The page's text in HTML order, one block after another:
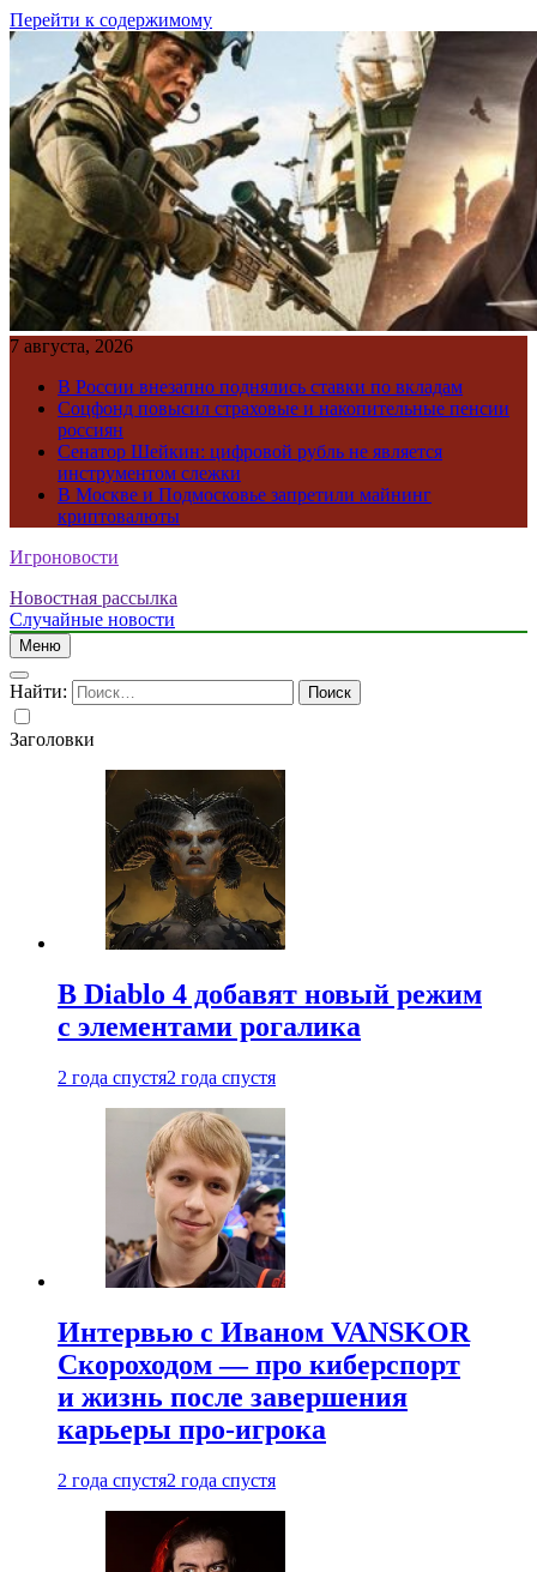
Перейти к содержимому
7 августа, 2026
В России внезапно поднялись ставки по вкладам
Соцфонд повысил страховые и накопительные пенсии
россиян
Сенатор Шейкин: цифровой рубль не является
инструментом слежки
В Москве и Подмосковье запретили майнинг
криптовалюты
Игроновости
Новостная рассылка
Случайные новости
Меню
Найти:
Заголовки
В Diablo 4 добавят новый режим
с элементами рогалика
2 года спустя2 года спустя
Интервью с Иваном VANSKOR
Скороходом — про киберспорт
и жизнь после завершения
карьеры про-игрока
2 года спустя2 года спустя